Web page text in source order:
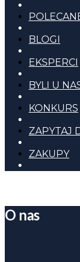
BLOGI
EKSPERCI
BYLI U
KONKURS
ZAPYTAJ
ZAKUPY
O nas